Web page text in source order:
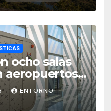
ocho salas
aeropuertos
ENTORNO